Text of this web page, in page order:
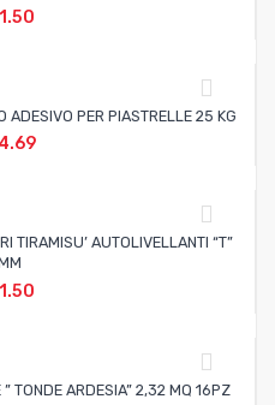
ADESIVO PER PIASTRELLE 25 KG
TIRAMISU’ AUTOLIVELLANTI “T”
TONDE ARDESIA” 2,32 MQ 16PZ